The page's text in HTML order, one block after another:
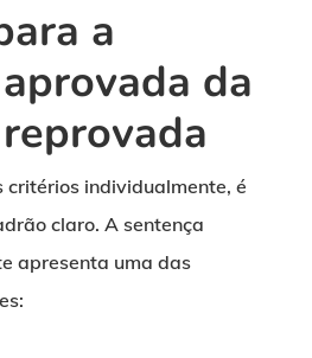
a
da
critérios individualmente, é
claro. A sentença
apresenta uma das